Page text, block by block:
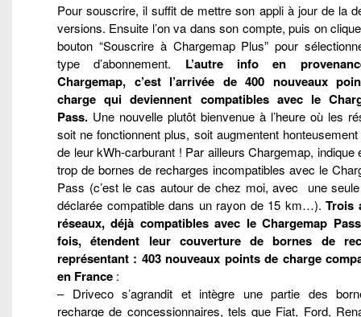
Pour souscrire, il suffit de mettre son appli à jour de la
versions. Ensuite l’on va dans son compte, puis on
bouton “Souscrire à Chargemap Plus” pour
type d’abonnement. L’autre info en
Chargemap, c’est l’arrivée de 400 nouveaux
charge qui deviennent compatibles avec le
Pass. Une nouvelle plutôt bienvenue à l’heure où les
soit ne fonctionnent plus, soit augmentent
de leur kWh-carburant ! Par ailleurs Chargemap, indique
trop de bornes de recharges incompatibles avec le
Pass (c’est le cas autour de chez moi, avec une
déclarée compatible dans un rayon de 15 km…).Trois
réseaux, déjà compatibles avec le Chargemap
fois, étendent leur couverture de bornes de
représentant : 403 nouveaux points de charge
en France :
– Driveco s’agrandit et intègre une partie des
recharge de concessionnaires, tels que Fiat, Ford,